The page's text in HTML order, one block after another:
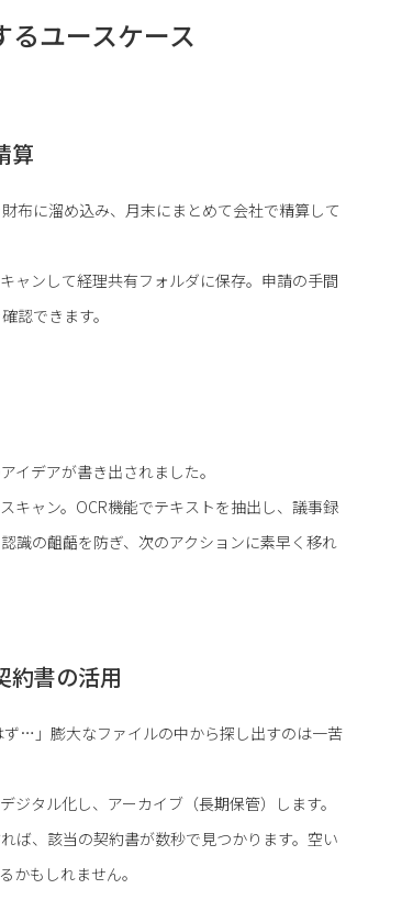
るユースケース
算
布に溜め込み、月末にまとめて会社で精算して
ャンして経理共有フォルダに保存。申請の手間
認できます。
イデアが書き出されました。
キャン。OCR機能でテキストを抽出し、議事録
識の齟齬を防ぎ、次のアクションに素早く移れ
約書の活用
ず…」膨大なファイルの中から探し出すのは一苦
タル化し、アーカイブ（長期保管）します。
ば、該当の契約書が数秒で見つかります。空い
かもしれません。